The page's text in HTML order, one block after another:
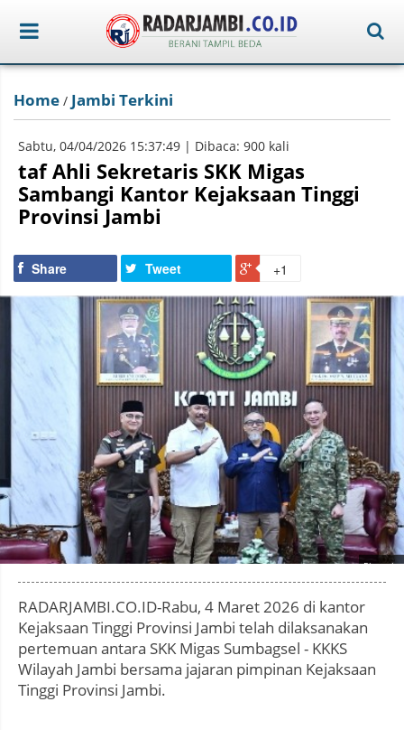
Home / Jambi Terkini
Sabtu, 04/04/2026 15:37:49 | Dibaca: 900 kali
taf Ahli Sekretaris SKK Migas
Sambangi Kantor Kejaksaan Tinggi
Provinsi Jambi
Share Tweet +1
Photo by
RADARJAMBI.CO.ID-Rabu, 4 Maret 2026 di kantor
Kejaksaan Tinggi Provinsi Jambi telah dilaksanakan
pertemuan antara SKK Migas Sumbagsel - KKKS
Wilayah Jambi bersama jajaran pimpinan Kejaksaan
Tinggi Provinsi Jambi.